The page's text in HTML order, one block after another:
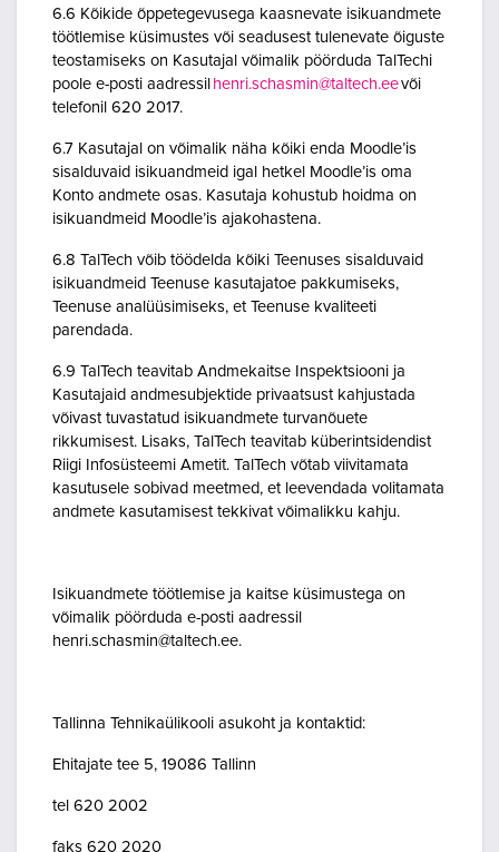
6.6 Kõikide õppetegevusega kaasnevate isikuandmete
töötlemise küsimustes või seadusest tulenevate õiguste
teostamiseks on Kasutajal võimalik pöörduda TalTechi
poole e-posti aadressil henri.schasmin@taltech.eevõi
telefonil 620 2017.
6.7 Kasutajal on võimalik näha kõiki enda Moodle’is
sisalduvaid isikuandmeid igal hetkel Moodle’is oma
Konto andmete osas. Kasutaja kohustub hoidma on
isikuandmeid Moodle’is ajakohastena.
6.8 TalTech võib töödelda kõiki Teenuses sisalduvaid
isikuandmeid Teenuse kasutajatoe pakkumiseks,
Teenuse analüüsimiseks, et Teenuse kvaliteeti
parendada.
6.9 TalTech teavitab Andmekaitse Inspektsiooni ja
Kasutajaid andmesubjektide privaatsust kahjustada
võivast tuvastatud isikuandmete turvanõuete
rikkumisest. Lisaks, TalTech teavitab küberintsidendist
Riigi Infosüsteemi Ametit. TalTech võtab viivitamata
kasutusele sobivad meetmed, et leevendada volitamata
andmete kasutamisest tekkivat võimalikku kahju.
Isikuandmete töötlemise ja kaitse küsimustega on
võimalik pöörduda e-posti aadressil
henri.schasmin@taltech.ee.
Tallinna Tehnikaülikooli asukoht ja kontaktid:
Ehitajate tee 5, 19086 Tallinn
tel 620 2002
faks 620 2020